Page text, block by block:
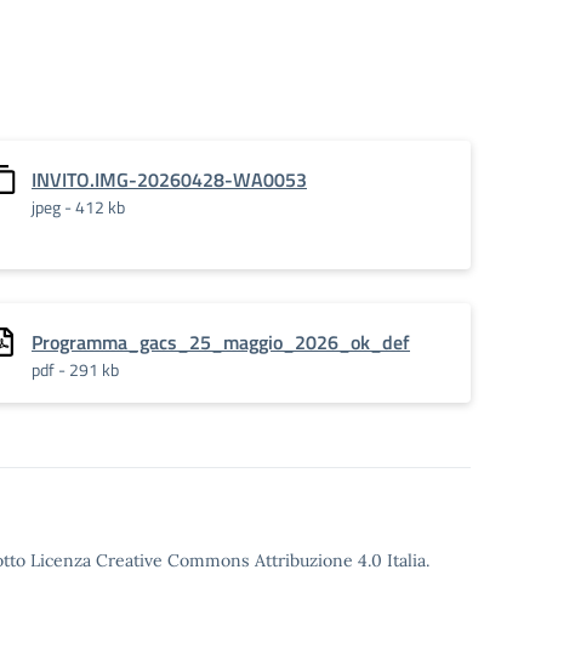
INVITO.IMG-20260428-WA0053
jpeg - 412 kb
Programma_gacs_25_maggio_2026_ok_def
pdf - 291 kb
Licenza Creative Commons Attribuzione 4.0 Italia.